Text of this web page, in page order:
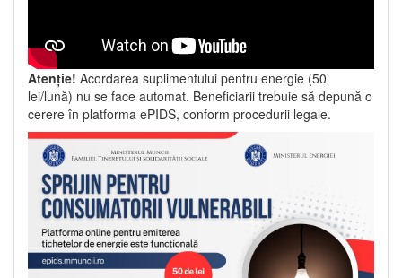
Atenție! Acordarea suplimentului pentru energie (50
lei/lună) nu se face automat. Beneficiarii trebuie să depună o
cerere în platforma ePIDS, conform procedurii legale.